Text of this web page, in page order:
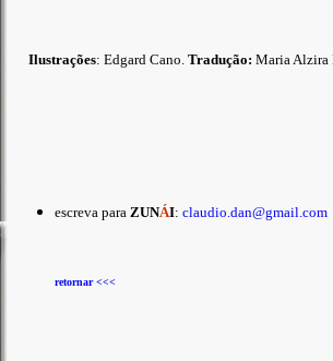
Ilustrações: Edgard Cano. Tradução: Maria Alzira
escreva para ZUNÁI: claudio.dan@gmail.com
retornar <<<